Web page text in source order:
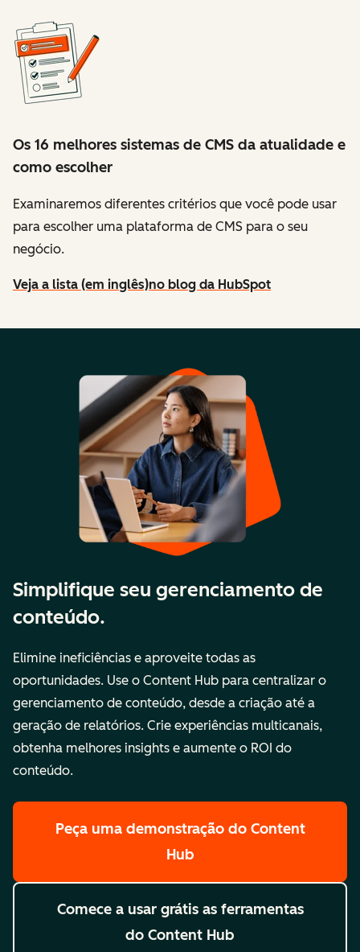
Os 16 melhores sistemas de CMS da atualidade e
como escolher
Examinaremos diferentes critérios que você pode usar
para escolher uma plataforma de CMS para o seu
negócio.
Veja a lista (em inglês)no blog da HubSpot
Simplifique seu gerenciamento de
conteúdo.
Elimine ineficiências e aproveite todas as
oportunidades. Use o Content Hub para centralizar o
gerenciamento de conteúdo, desde a criação até a
geração de relatórios. Crie experiências multicanais,
obtenha melhores insights e aumente o ROI do
conteúdo.
Peça uma demonstração do Content
Hub
Comece a usar grátis as ferramentas
do Content Hub